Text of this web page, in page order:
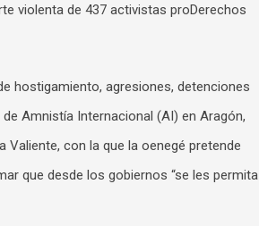
violenta de 437 activistas proDerechos
hostigamiento, agresiones, detenciones
Amnistía Internacional (AI) en Aragón,
con la que la oenegé pretende
que desde los gobiernos “se les permita